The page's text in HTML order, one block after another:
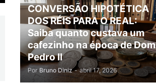
CONVERSÃO HIPOTÉTICA
DOS RÉIS PARA O REAL:
Saiba quanto custava um
cafezinho na época de Dom
Pedro II
Por Bruno Diniz - abril 17, 2026